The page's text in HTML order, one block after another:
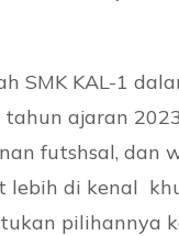
SMK KAL-1
ajaran
futshsal, dan
lebih di kenal
pilihannya